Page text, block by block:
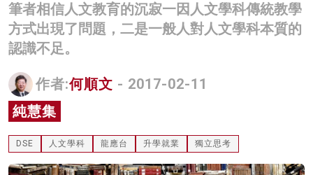
商業
科技
影片
名家榜
灼見活動
關於我們
筆者相信人文教育的沉寂一因人文學科傳統教學
方式出現了問題，二是一般人對人文學科本質的
認識不足。
作者:何順文 - 2017-02-11
純慧集
DSE 人文學科 龍應台 升學就業 獨立思考